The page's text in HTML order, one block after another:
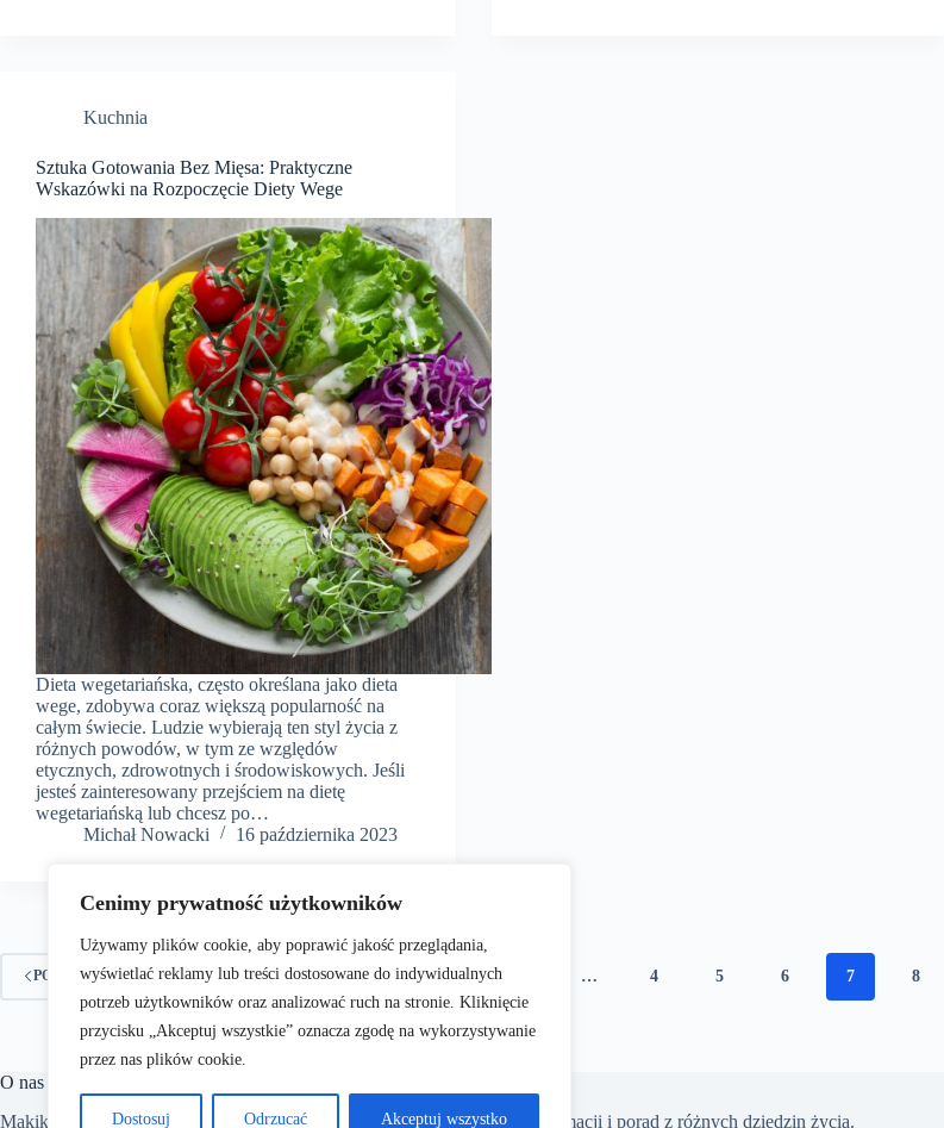
Cenimy prywatność użytkowników
Używamy plików cookie, aby poprawić jakość przeglądania,
wyświetlać reklamy lub treści dostosowane do indywidualnych
potrzeb użytkowników oraz analizować ruch na stronie. Kliknięcie
przycisku „Akceptuj wszystkie” oznacza zgodę na wykorzystywanie
przez nas plików cookie.
Dostosuj Odrzucać Akceptuj wszystko
Kuchnia
Sztuka Gotowania Bez Mięsa: Praktyczne
Wskazówki na Rozpoczęcie Diety Wege
Dieta wegetariańska, często określana jako dieta
wege, zdobywa coraz większą popularność na
całym świecie. Ludzie wybierają ten styl życia z
różnych powodów, w tym ze względów
etycznych, zdrowotnych i środowiskowych. Jeśli
jesteś zainteresowany przejściem na dietę
wegetariańską lub chcesz po…
​Michał Nowacki
16 października 2023
POPRZEDNIE … 4 5 6 7 8
O nas
Makik.pl to portal internetowy oferujący szeroki wachlarz aktualnych informacji i porad z różnych dziedzin życia.